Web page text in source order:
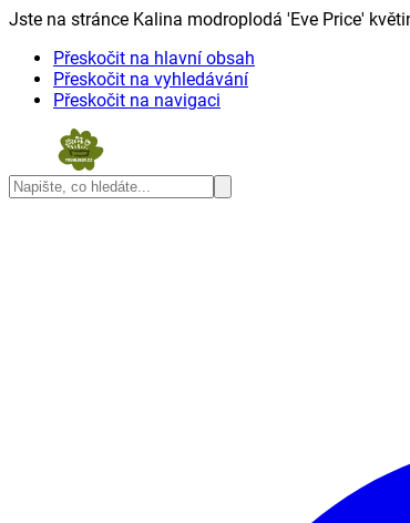
Jste na stránce Kalina modroplodá 'Eve Price'
Přeskočit na hlavní obsah
Přeskočit na vyhledávání
Přeskočit na navigaci